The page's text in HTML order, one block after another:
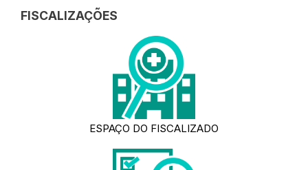
FISCALIZAÇÕES
ESPAÇO DO FISCALIZADO